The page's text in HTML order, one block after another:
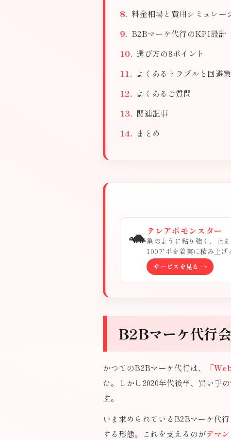
料金相場と費用シミュレー
B2Bマーケ代行のKPI設計
選び方の8ポイント
よくあるトラブルと回避策
よくあるご質問
関連記事
まとめ
🐢 テレアポモンスター
亀のように粘り強く、止
100アポを着実に積み上げ
サービスを見る →
B2Bマーケ代行
かつてのB2Bマーケ代行は、 「
た。しかし2020年代後半、買い手
す。
いま求められているB2Bマーケ代行
する形態。これを支えるのがデマ